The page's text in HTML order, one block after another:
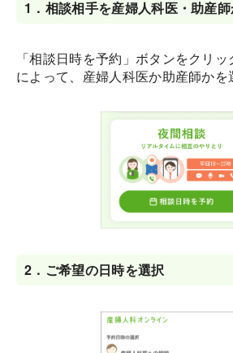
1． 相談相手を産婦人科医・助産
「相談日時を予約」ボタンをクリ
によって、産婦人科医か助産師かを
2． ご希望の日時を選択